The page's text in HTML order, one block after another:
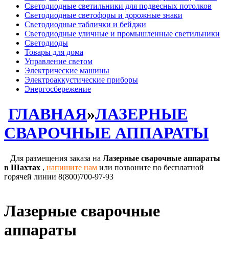
Светодиодные светильники для подвесных потолков
Светодиодные светофоры и дорожные знаки
Светодиодные таблички и бейджи
Светодиодные уличные и промышленные светильники
Светодиоды
Товары для дома
Управление светом
Электрические машины
Электроаккустические приборы
Энергосбережение
ГЛАВНАЯ»ЛАЗЕРНЫЕ
СВАРОЧНЫЕ АППАРАТЫ
Для размещения заказа на Лазерные сварочные аппараты
в Шахтах , напишите нам или позвоните по бесплатной
горячей линии 8(800)700-97-93
Лазерные сварочные
аппараты